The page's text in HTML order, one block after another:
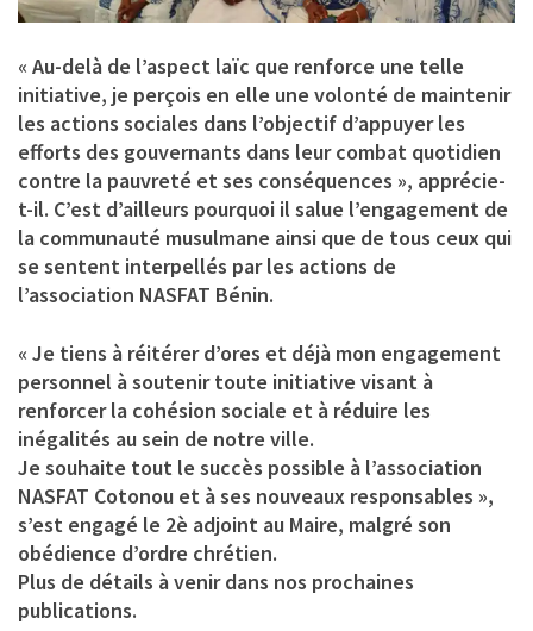
« Au-delà de l’aspect laïc que renforce une telle
initiative, je perçois en elle une volonté de maintenir
les actions sociales dans l’objectif d’appuyer les
efforts des gouvernants dans leur combat quotidien
contre la pauvreté et ses conséquences », apprécie-
t-il. C’est d’ailleurs pourquoi il salue l’engagement de
la communauté musulmane ainsi que de tous ceux qui
se sentent interpellés par les actions de
l’association NASFAT Bénin.
« Je tiens à réitérer d’ores et déjà mon engagement
personnel à soutenir toute initiative visant à
renforcer la cohésion sociale et à réduire les
inégalités au sein de notre ville.
Je souhaite tout le succès possible à l’association
NASFAT Cotonou et à ses nouveaux responsables »,
s’est engagé le 2è adjoint au Maire, malgré son
obédience d’ordre chrétien.
Plus de détails à venir dans nos prochaines
publications.